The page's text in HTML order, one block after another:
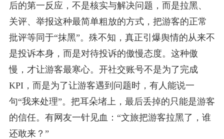
后的第一反应，不是核实与解决问题，而是拉黑、
关评、举报这种最简单粗放的方式，把游客的正常
批评等同于“抹黑”。殊不知，真正引爆舆情的从来不
是投诉本身，而是对待投诉的傲慢态度。这种傲
慢，才让游客最寒心。开社交账号不是为了完成
KPI，而是为了让游客遇到问题时，有人能说一
句“我来处理”。把耳朵堵上，最后丢掉的只能是游客
的信任。有网友一针见血：“文旅把游客拉黑了，谁
还敢来？”